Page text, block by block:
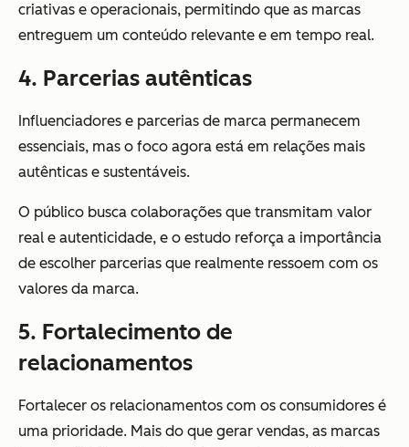
criativas e operacionais, permitindo que as marcas
entreguem um conteúdo relevante e em tempo real.
4. Parcerias autênticas
Influenciadores e parcerias de marca permanecem
essenciais, mas o foco agora está em relações mais
autênticas e sustentáveis.
O público busca colaborações que transmitam valor
real e autenticidade, e o estudo reforça a importância
de escolher parcerias que realmente ressoem com os
valores da marca.
5. Fortalecimento de
relacionamentos
Fortalecer os relacionamentos com os consumidores é
uma prioridade. Mais do que gerar vendas, as marcas